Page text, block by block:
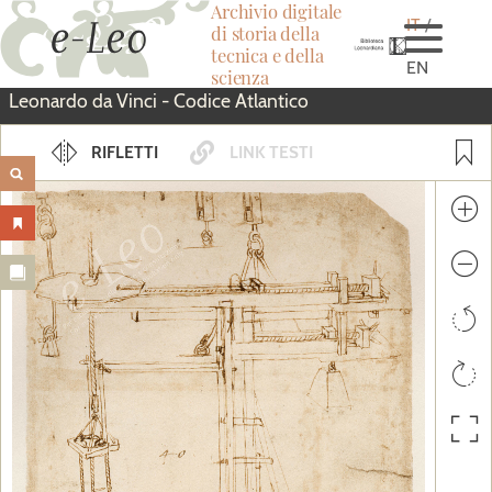
Salta
al
contenuto
Archivio digitale
di storia della
tecnica e della
scienza
IT
EN
Leonardo da Vinci - Codice Atlantico
RIFLETTI LINK TESTI
LINK IMMAGINE
Privo di scritti